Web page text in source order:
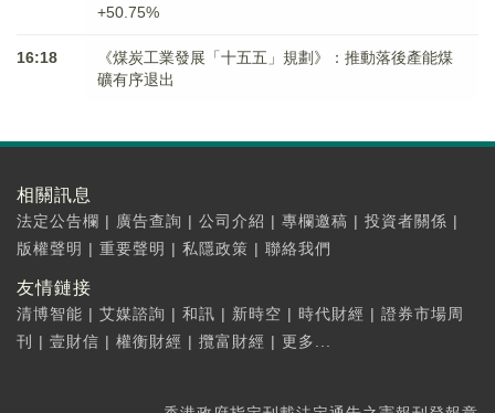
+50.75%
16:18
《煤炭工業發展「十五五」規劃》：推動落後產能煤
礦有序退出
相關訊息
法定公告欄 | 廣告查詢 | 公司介紹 | 專欄邀稿 | 投資者關係 |
版權聲明 | 重要聲明 | 私隱政策 | 聯絡我們
友情鏈接
清博智能 | 艾媒諮詢 | 和訊 | 新時空 | 時代財經 | 證券市場周
刊
| 壹財信 | 權衡財經 | 攬富財經 | 更多...